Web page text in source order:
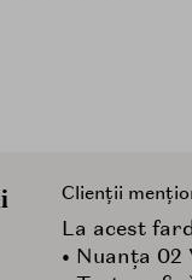
Clienții
La acest
• Nuanța